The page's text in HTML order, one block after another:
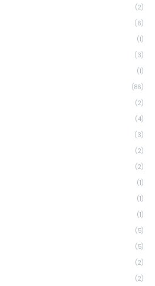
(2)
(6)
(1)
(3)
(1)
(86)
(2)
(4)
(3)
(2)
(2)
(1)
(1)
(1)
(5)
(5)
(2)
(2)